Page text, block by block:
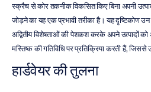
स्क्रैच से कोर तकनीक विकसित किए बिना अपनी
जोड़ने का यह एक प्रभावी तरीका है। यह दृष्टिकोण
अद्वितीय विशेषताओं की पेशकश करके अपने उत्पादों
मस्तिष्क की गतिविधि पर प्रतिक्रिया करती हैं, जिससे
हार्डवेयर की तुलना